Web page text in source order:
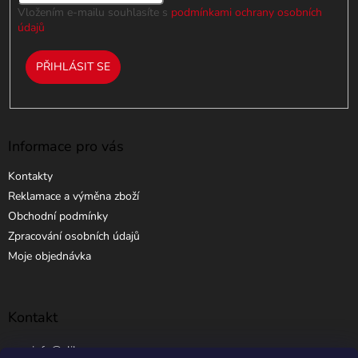
i
Vložením e-mailu souhlasíte s podmínkami ochrany osobních
údajů
PŘIHLÁSIT SE
Informace pro vás
Kontakty
Reklamace a výměna zboží
Obchodní podmínky
Zpracování osobních údajů
Moje objednávka
Kontakt
info @ elibros.cz